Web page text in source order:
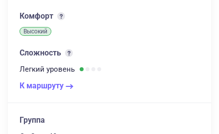
Комфорт
Высокий
Сложность
Легкий уровень
К маршруту
Группа